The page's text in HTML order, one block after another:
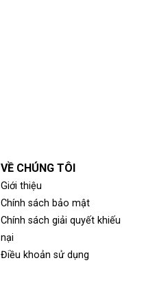
VỀ CHÚNG TÔI
Giới thiệu
Chính sách bảo mật
Chính sách giải quyết khiếu
nại
Điều khoản sử dụng